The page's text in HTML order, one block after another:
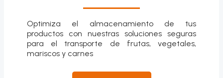
Optimiza el almacenamiento de tus
productos con nuestras soluciones seguras
para el transporte de frutas, vegetales,
mariscos y carnes